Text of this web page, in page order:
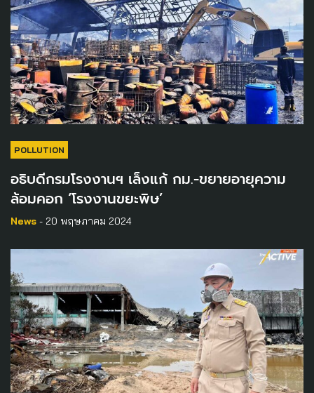
POLLUTION
อธิบดีกรมโรงงานฯ เล็งแก้ กม.-ขยายอายุความ
ล้อมคอก ‘โรงงานขยะพิษ’
News - 20 พฤษภาคม 2024